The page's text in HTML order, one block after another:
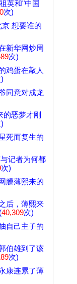
英和"中国
次)
想要谁的
新华网炒周
次)
鸡蛋在敲人
同意对成龙
的恶梦才刚
死而复生的
记者为何都
次)
臊薄熙来的
后，薄熙来
(40,309次)
自己主子的
伯雄到了该
次)
康连累了薄